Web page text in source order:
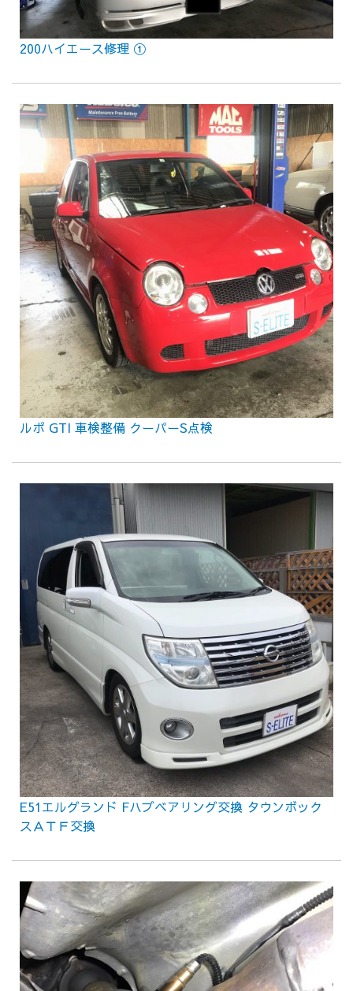
200ハイエース修理 ①
ルポ GTI 車検整備 クーパーS点検
E51エルグランド Fハブベアリング交換 タウンボック
スＡＴＦ交換